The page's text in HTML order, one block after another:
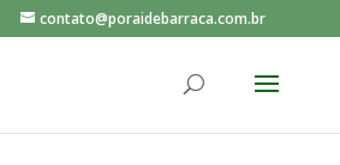
contato@poraidebarraca.com.br